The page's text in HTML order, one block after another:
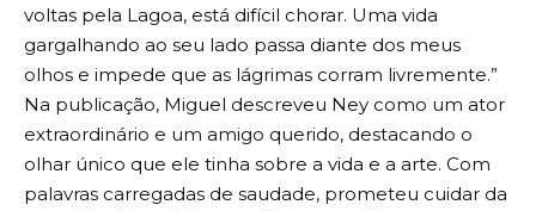
voltas pela Lagoa, está difícil chorar. Uma vida
gargalhando ao seu lado passa diante dos meus
olhos e impede que as lágrimas corram livremente.”
Na publicação, Miguel descreveu Ney como um ator
extraordinário e um amigo querido, destacando o
olhar único que ele tinha sobre a vida e a arte. Com
palavras carregadas de saudade, prometeu cuidar da